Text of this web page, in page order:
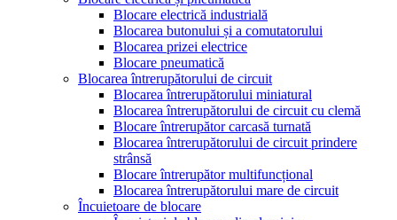
Blocare electrică industrială
Blocarea butonului și a comutatorului
Blocarea prizei electrice
Blocare pneumatică
Blocarea întrerupătorului de circuit
Blocarea întrerupătorului miniatural
Blocarea întrerupătorului de circuit cu clemă
Blocare întrerupător carcasă turnată
Blocarea întrerupătorului de circuit prindere
strânsă
Blocare întrerupător multifuncțional
Blocarea întrerupătorului mare de circuit
Încuietoare de blocare